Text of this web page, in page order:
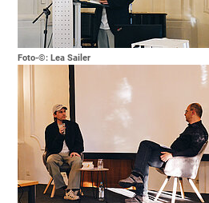
Foto-©: Lea Sailer